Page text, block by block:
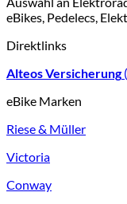
eBikes, Pedelecs,
Direktlinks
Alteos Versicherung
eBike Marken
Riese & Müller
Victoria
Conway